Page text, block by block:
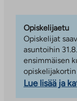
Opiskelijaetu
Opiskelijat
asuntoihin
ensimmäisen
Lue lisää ja